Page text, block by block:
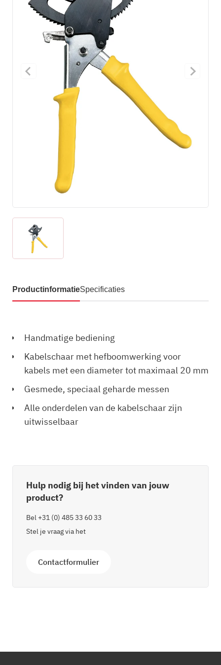
ProductinformatieSpecificaties
Handmatige bediening
Kabelschaar met hefboomwerking voor
kabels met een diameter tot maximaal 20 mm
Gesmede, speciaal geharde messen
Alle onderdelen van de kabelschaar zijn
uitwisselbaar
Hulp nodig bij het vinden van jouw
product?
Bel +31 (0) 485 33 60 33
Stel je vraag via het
Contactformulier